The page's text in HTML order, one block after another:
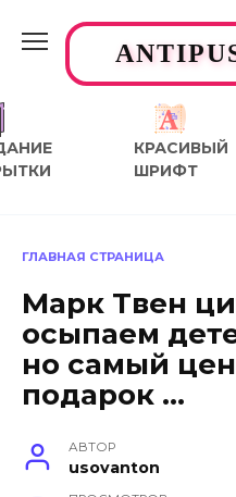
содержанию
КРАСИВЫЙ
ШРИФТ
ГЛАВНАЯ СТРАНИЦА
Марк Твен
осыпаем
но самый
подарок …
АВТОР
usovanton